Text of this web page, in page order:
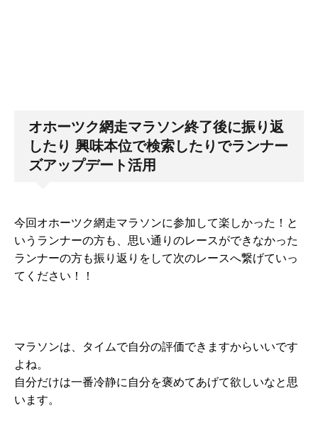
オホーツク網走マラソン終了後に振り返
したり 興味本位で検索したりでランナー
ズアップデート活用
今回オホーツク網走マラソンに参加して楽しかった！と
いうランナーの方も、思い通りのレースができなかった
ランナーの方も振り返りをして次のレースへ繋げていっ
てください！！
マラソンは、タイムで自分の評価できますからいいです
よね。
自分だけは一番冷静に自分を褒めてあげて欲しいなと思
います。